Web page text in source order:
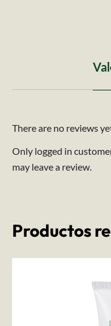
There are no reviews
Only logged in
may leave a review.
Productos